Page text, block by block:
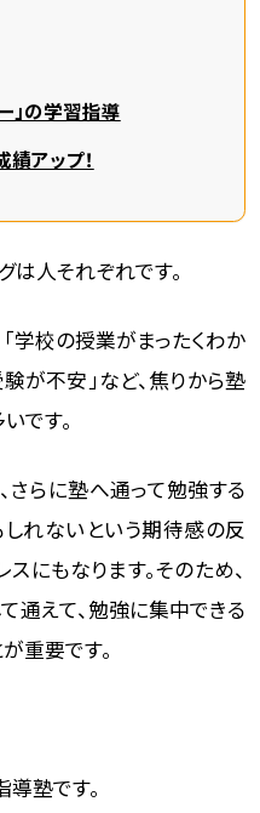
」の学習指導
アップ！
は人それぞれです。
「学校の授業がまったくわか
が不安」など、焦りから塾
です。
らに塾へ通って勉強する
れないという期待感の反
にもなります。そのため、
通えて、勉強に集中できる
重要です。
塾です。